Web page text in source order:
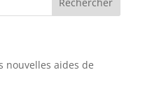
nouvelles aides de